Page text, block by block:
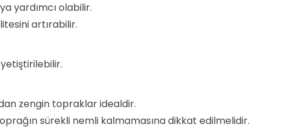
yardımcı olabilir.
artırabilir.
zengin topraklar idealdir.
sürekli nemli kalmamasına dikkat edilmelidir.